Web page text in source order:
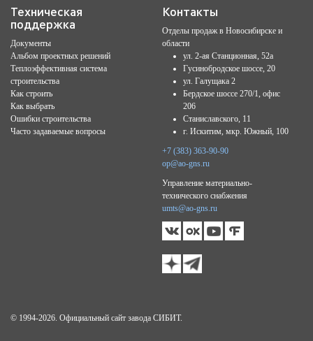
© 1994-2026. Официальный сайт завода СИБИТ.
Техническая
поддержка
Документы
Альбом проектных решений
Теплоэффективная система
строительства
Как строить
Как выбрать
Ошибки строительства
Часто задаваемые вопросы
Контакты
Отделы продаж в Новосибирске и
области
ул. 2-ая Станционная, 52а
Гусинобродское шоссе, 20
ул. Галущака 2
Бердское шоссе 270/1, офис
206
Станиславского, 11
г. Искитим, мкр. Южный, 100
+7 (383) 363-90-90
op@ao-gns.ru
Управление материально-
технического снабжения
umts@ao-gns.ru